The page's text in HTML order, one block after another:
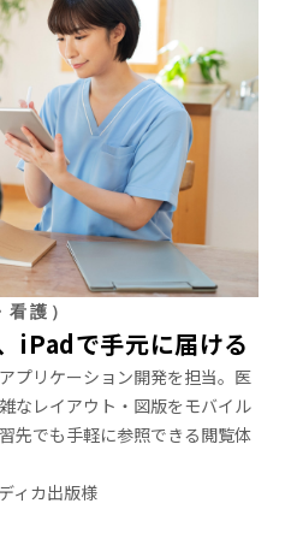
護）
iPadで手元に届ける
プリケーション開発を担当。医
なレイアウト・図版をモバイル
先でも手軽に参照できる閲覧体
ィカ出版様